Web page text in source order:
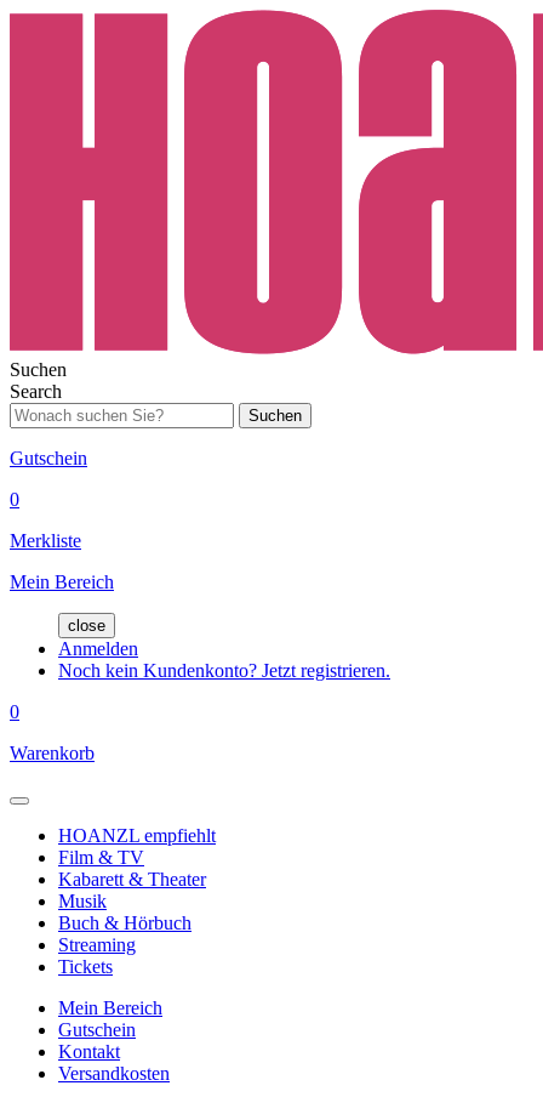
Suchen
Search
Suchen
Gutschein
0
Merkliste
Mein Bereich
close
Anmelden
Noch kein Kundenkonto? Jetzt registrieren.
0
Warenkorb
HOANZL empfiehlt
Film & TV
Kabarett & Theater
Musik
Buch & Hörbuch
Streaming
Tickets
Mein Bereich
Gutschein
Kontakt
Versandkosten